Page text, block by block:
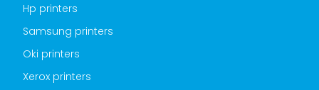
Hp printers
Samsung printers
Oki printers
Xerox printers